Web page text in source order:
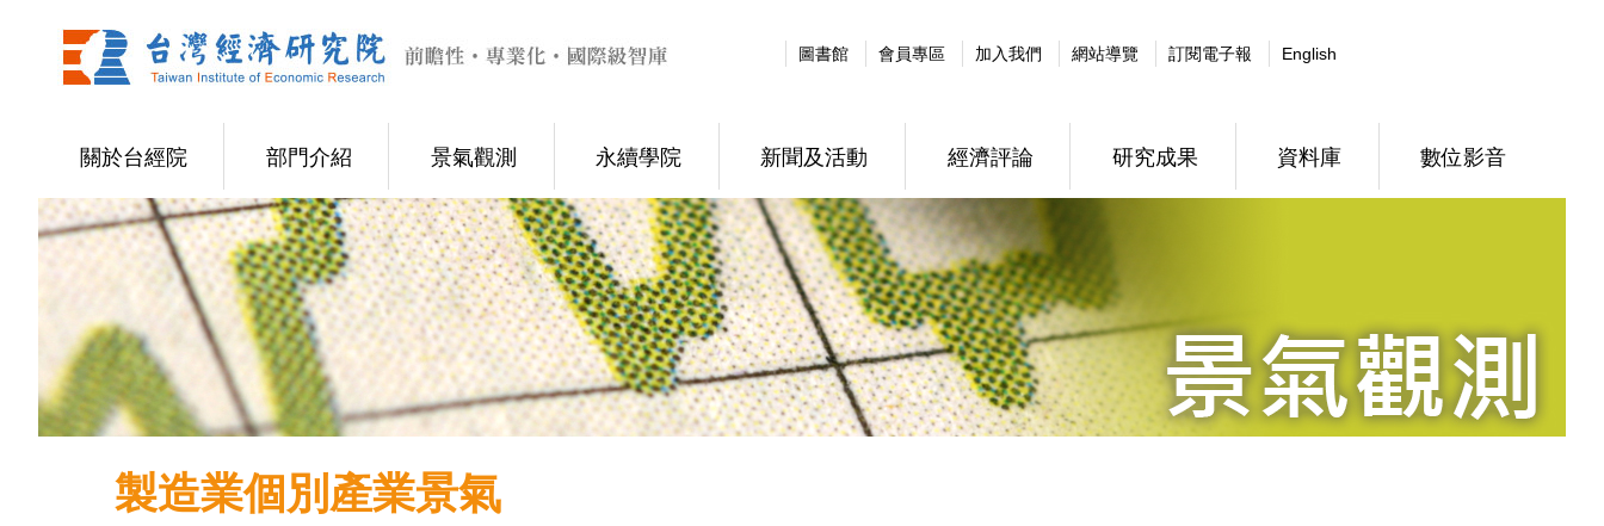
圖書館 會員專區 加入我們 網站導覽 訂閱電子報 English
關於台經院 部門介紹 景氣觀測 永續學院 新聞及活動 經濟評論 研究成果 資料庫 數位影音
製造業個別產業景氣